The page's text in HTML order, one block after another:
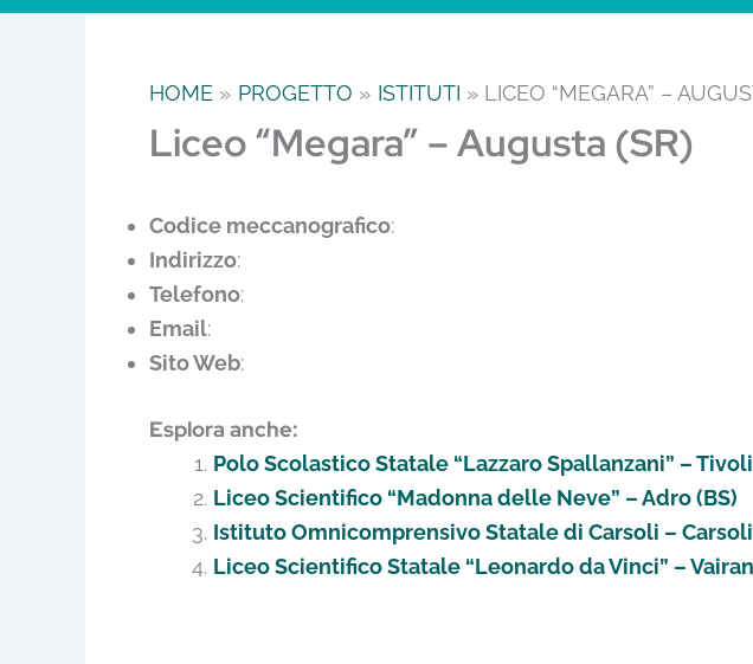
HOME PROGETTO ISTITUTI LICEO “MEGARA” –
Liceo “Megara” – Augusta (SR)
Codice meccanografico:
Indirizzo:
Telefono:
Email:
Sito Web:
Esplora anche:
Polo Scolastico Statale “Lazzaro Spallanzani” –
Liceo Scientifico “Madonna delle Neve” – Adro (BS)
Istituto Omnicomprensivo Statale di Carsoli – Carsoli
Liceo Scientifico Statale “Leonardo da Vinci” –